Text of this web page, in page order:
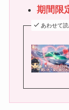
期間限
あわせて